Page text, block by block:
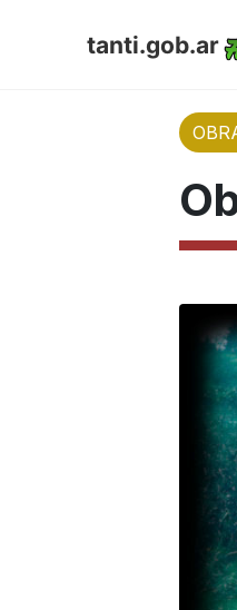
tanti.gob.ar